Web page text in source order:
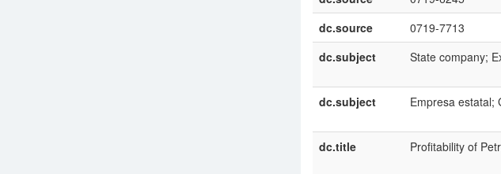
dc.source
0719-7713
dc.subject
State company;
dc.subject
Empresa estatal;
dc.title
Profitability of